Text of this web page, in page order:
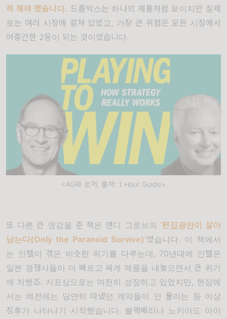
히 해야 했습니다. 드롭박스는 하나의 제품처럼 보이지만 실제
로는 여러 시장에 걸쳐 있었고 , 가장 큰 위험은 모든 시장에서
어중간한 2등이 되는 것이었습니다.
<AG와 로저, 출처: 1 Hour Guide>
또 다른 큰 영감을 준 책은 앤디 그로브의 ‘편집광만이 살아
남는다(Only the Paranoid Survive)’였습니다. 이 책에서
는 인텔이 겪은 비슷한 위기를 다루는데 , 70년대에 인텔은
일본 경쟁사들이 더 빠르고 싸게 제품을 내놓으면서 큰 위기
에 처했죠. 지표상으로는 여전히 성장하고 있었지만, 현장에
서는 예전에는 당연히 따냈던 계약들이 안 풀리는 등 이상
징후가 나타나기 시작했습니다. 블랙베리나 노키아도 아이